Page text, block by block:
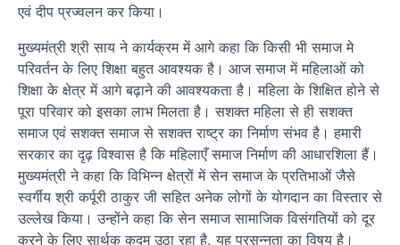
एवं दीप प्रज्वलन कर किया।
मुख्यमंत्री श्री साय ने कार्यक्रम में आगे कहा कि किसी भी समाज मे
परिवर्तन के लिए शिक्षा बहुत आवश्यक है। आज समाज में महिलाओं को
शिक्षा के क्षेत्र में आगे बढ़ाने की आवश्यकता है। महिला के शिक्षित होने से
पूरा परिवार को इसका लाभ मिलता है। सशक्त महिला से ही सशक्त
समाज एवं सशक्त समाज से सशक्त राष्ट्र का निर्माण संभव है। हमारी
सरकार का दृढ़ विश्वास है कि महिलाएँ समाज निर्माण की आधारशिला हैं।
मुख्यमंत्री ने कहा कि विभिन्न क्षेत्रों में सेन समाज के प्रतिभाओं जैसे
स्वर्गीय श्री कर्पूरी ठाकुर जी सहित अनेक लोगों के योगदान का विस्तार से
उल्लेख किया। उन्होंने कहा कि सेन समाज सामाजिक विसंगतियों को दूर
करने के लिए सार्थक कदम उठा रहा है, यह प्रसन्नता का विषय है।